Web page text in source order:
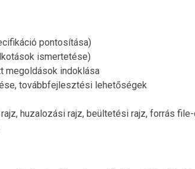
pontosítása)
ismertetése)
megoldások indoklása
továbbfejlesztési lehetőségek
huzalozási rajz, beültetési rajz, forrás